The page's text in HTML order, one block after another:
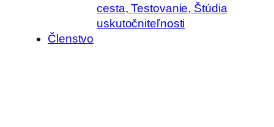
cesta, Testovanie, Štúdia
uskutočniteľnosti
Členstvo